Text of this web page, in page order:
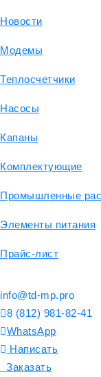
Новости
Модемы
Теплосчетчики
Насосы
Капаны
Комплектующие
Промышленные
Элементы питания
Прайс-лист
info@td-mp.pro
8 (812) 981-82-41
WhatsApp
Написать
Заказать